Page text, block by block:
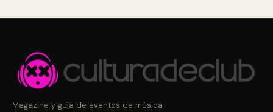
Magazine y guía de eventos de música